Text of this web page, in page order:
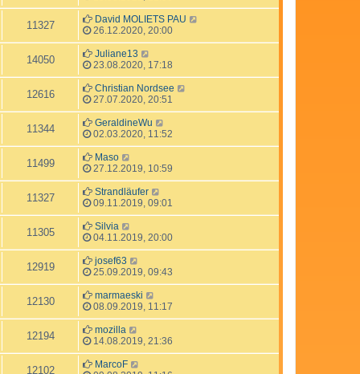
11327
David MOLIETS PAU
26.12.2020, 20:00
14050
Juliane13
23.08.2020, 17:18
12616
Christian Nordsee
27.07.2020, 20:51
11344
GeraldineWu
02.03.2020, 11:52
11499
Maso
27.12.2019, 10:59
11327
Strandläufer
09.11.2019, 09:01
11305
Silvia
04.11.2019, 20:00
12919
josef63
25.09.2019, 09:43
12130
marmaeski
08.09.2019, 11:17
12194
mozilla
14.08.2019, 21:36
12102
MarcoF